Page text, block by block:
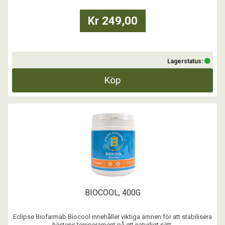
Kr 249,00
Lagerstatus:
Köp
BIOCOOL, 400G
Eclipse Biofarmab Biocool innehåller viktiga ämnen för att stabilisera